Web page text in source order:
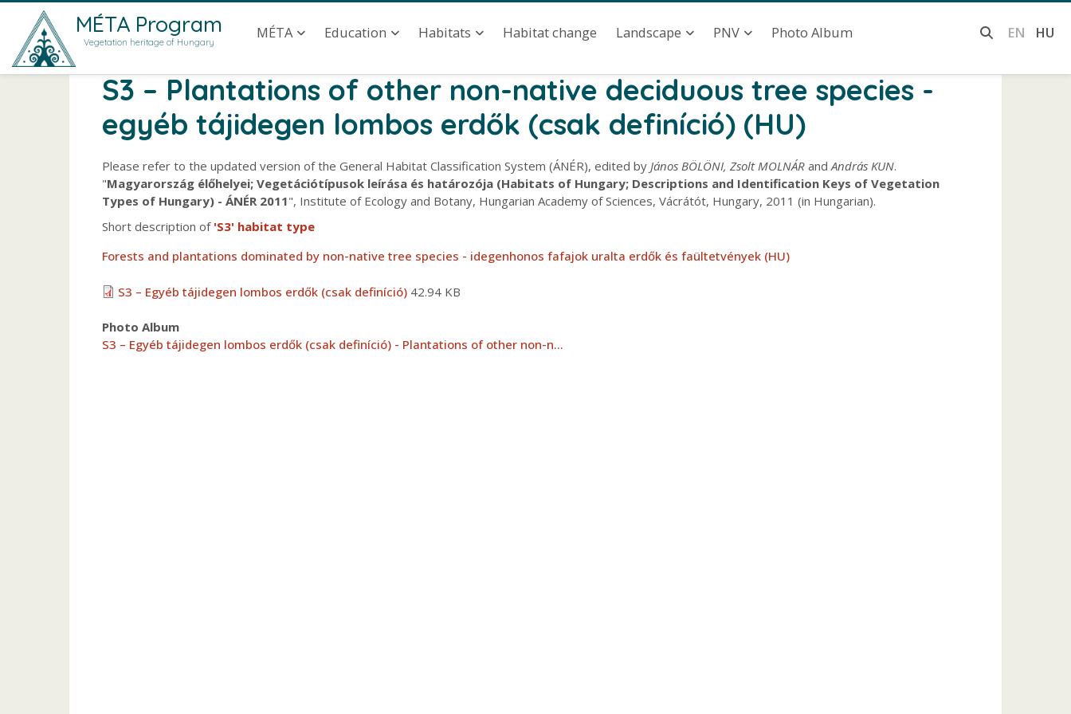
Skip to main content
MÉTA Program
Vegetation heritage of Hungary
Main navigation
MÉTA Education Habitats Habitat change Landscape PNV Photo Album EN HU
S3 – Plantations of other non-native deciduous tree species -
egyéb tájidegen lombos erdők (csak definíció) (HU)
Please refer to the updated version of the General Habitat Classification System (ÁNÉR), edited by János BÖLÖNI, Zsolt MOLNÁR andAndrás KUN.
"Magyarország élőhelyei; Vegetációtípusok leírása és határozója (Habitats of Hungary; Descriptions and Identification Keys of Vegetation
Types of Hungary) - ÁNÉR 2011", Institute of Ecology and Botany, Hungarian Academy of Sciences, Vácrátót, Hungary, 2011 (in Hungarian).
Short description of 'S3' habitat type
Forests and plantations dominated by non-native tree species - idegenhonos fafajok uralta erdők és faültetvények (HU)
S3 – Egyéb tájidegen lombos erdők (csak definíció) 42.94 KB
Photo Album
S3 – Egyéb tájidegen lombos erdők (csak definíció) - Plantations of other non-n…